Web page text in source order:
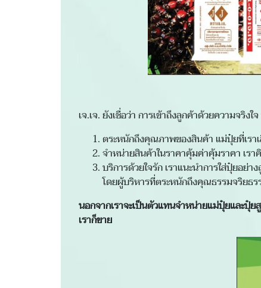
เจ.เจ. ยังเชื่อว่า การเข้าถึงลูกค้าด้วยความจริ
ตระหนักถึงคุณภาพของสินค้า แม่ปุ๋ยที่เรา
จำหน่ายสินค้าในราคาคุ้มค่าคุ้มราคา เร
บริการด้วยใจรัก เราแนะนำการใส่ปุ๋ยอย่
โดยผู้บริหารที่ตระหนักถึงคุณธรรมจริยธ
นอกจากเราจะเป็นตัวแทนจำหน่ายแม่ปุ๋ยและปุ๋
เราก็ขาย